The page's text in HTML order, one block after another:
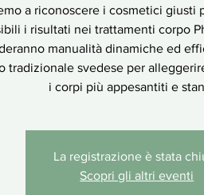
a riconoscere i cosmetici giusti
i risultati nei trattamenti corpo
manualità dinamiche ed
tradizionale svedese per
i corpi più appesantiti e
La registrazione è stata
Scopri gli altri eventi